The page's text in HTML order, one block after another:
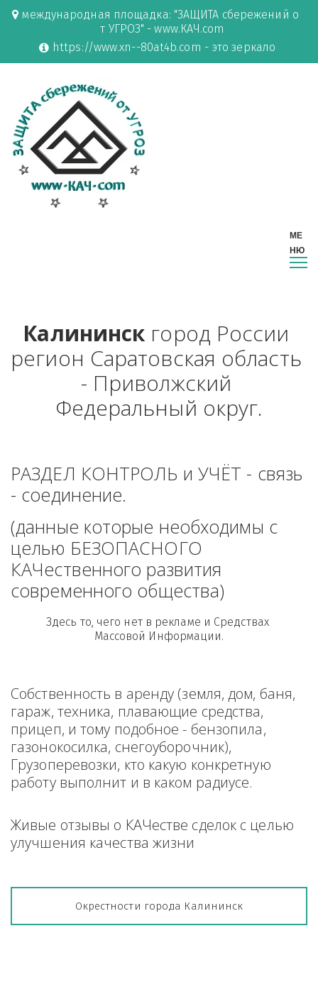
международная площадка: "ЗАЩИТА сбережений о
т УГРОЗ" - www.КАЧ.com
https://www.xn--80at4b.com - это зеркало
Калининск город России
регион Саратовская область
- Приволжский
Федеральный округ.
РАЗДЕЛ КОНТРОЛЬ и УЧЁТ - связь
- соединение.
(данные которые необходимы с
целью БЕЗОПАСНОГО
КАЧественного развития
современного общества)
Здесь то, чего нет в рекламе и Средствах
Массовой Информации.
Собственность в аренду (земля, дом, баня,
гараж, техника, плавающие средства,
прицеп, и тому подобное - бензопила,
газонокосилка, снегоуборочник),
Грузоперевозки, кто какую конкретную
работу выполнит и в каком радиусе.
Живые отзывы о КАЧестве сделок с целью
улучшения качества жизни
Окрестности города Калининск